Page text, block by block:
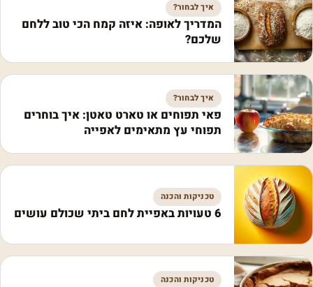
איך לבחור?
המדריך לאופה: איזה קמח הכי טוב ללחם
שלכם?
איך לבחור?
פאי תפוחים או טארט טאטן: איך בוחרים
תפוחי עץ מתאימים לאפייה
טכניקות והכנה
6 טעויות באפיית לחם ביתי שכולם עושים
טכניקות והכנה